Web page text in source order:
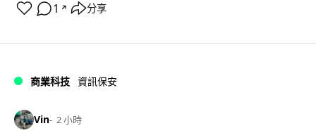
1 ↗ 分享
商業科技 資訊保安
Vin 2 小時